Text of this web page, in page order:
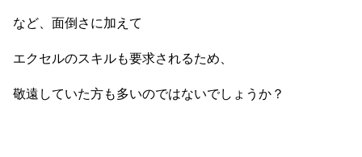
など、面倒さに加えて
エクセルのスキルも要求されるため、
敬遠していた方も多いのではないでしょうか？